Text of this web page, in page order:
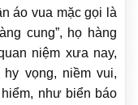
áo vua mặc gọi là
cung”, họ hàng
niệm xưa nay,
vọng, niềm vui,
như biển báo